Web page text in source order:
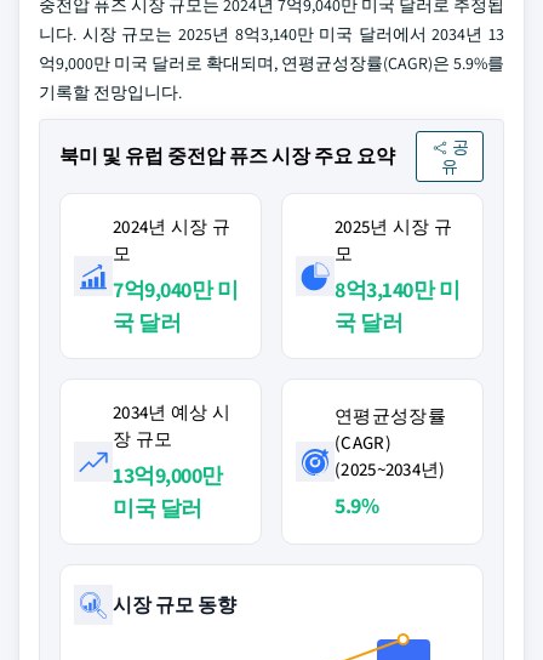
중전압 퓨즈 시장 규모는 2024년 7억9,040만 미국 달러로 추정됩
니다. 시장 규모는 2025년 8억3,140만 미국 달러에서 2034년 13
억9,000만 미국 달러로 확대되며, 연평균성장률(CAGR)은 5.9%를
기록할 전망입니다.
북미 및 유럽 중전압 퓨즈 시장 주요 요약
공
유
2024년 시장 규
모
7억9,040만 미
국 달러
2025년 시장 규
모
8억3,140만 미
국 달러
2034년 예상 시
장 규모
13억9,000만
미국 달러
연평균성장률
(CAGR)
(2025~2034년)
5.9%
시장 규모 동향